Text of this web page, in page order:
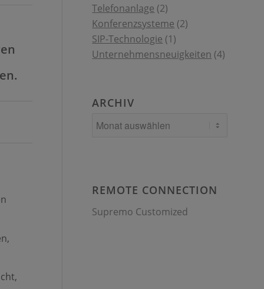
Telefonanlage (2)
Konferenzsysteme (2)
SIP-Technologie (1)
Unternehmensneuigkeiten (4)
ARCHIV
REMOTE CONNECTION
Supremo Customized